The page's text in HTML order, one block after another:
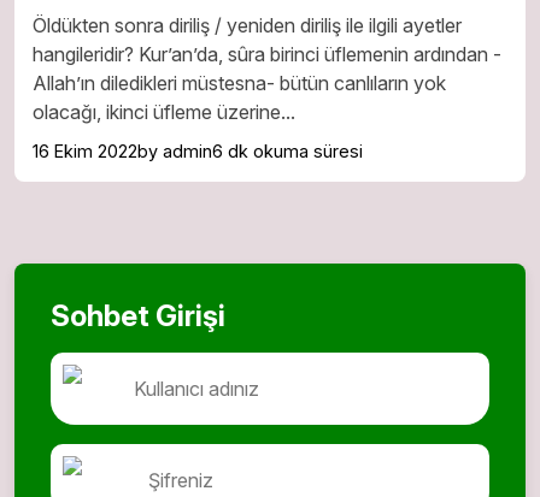
Öldükten sonra diriliş / yeniden diriliş ile ilgili ayetler
hangileridir? Kur’an’da, sûra birinci üflemenin ardından -
Allah’ın diledikleri müstesna- bütün canlıların yok
olacağı, ikinci üfleme üzerine...
16 Ekim 2022by admin6 dk okuma süresi
Sohbet Girişi